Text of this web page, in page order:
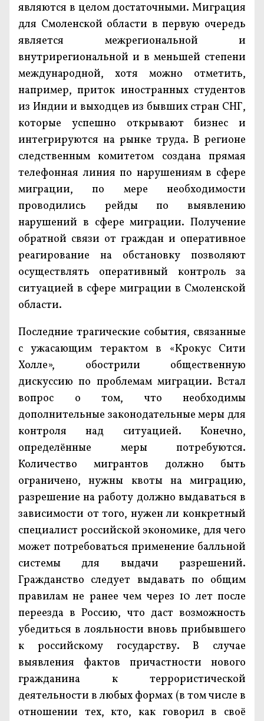
являются в целом достаточными. Миграция
для Смоленской области в первую очередь
является межрегиональной и
внутрирегиональной и в меньшей степени
международной, хотя можно отметить,
например, приток иностранных студентов
из Индии и выходцев из бывших стран СНГ,
которые успешно открывают бизнес и
интегрируются на рынке труда. В регионе
следственным комитетом создана прямая
телефонная линия по нарушениям в сфере
миграции, по мере необходимости
проводились рейды по выявлению
нарушений в сфере миграции. Получение
обратной связи от граждан и оперативное
реагирование на обстановку позволяют
осуществлять оперативный контроль за
ситуацией в сфере миграции в Смоленской
области.
Последние трагические события, связанные
с ужасающим терактом в «Крокус Сити
Холле», обострили общественную
дискуссию по проблемам миграции. Встал
вопрос о том, что необходимы
дополнительные законодательные меры для
контроля над ситуацией. Конечно,
определённые меры потребуются.
Количество мигрантов должно быть
ограничено, нужны квоты на миграцию,
разрешение на работу должно выдаваться в
зависимости от того, нужен ли конкретный
специалист российской экономике, для чего
может потребоваться применение балльной
системы для выдачи разрешений.
Гражданство следует выдавать по общим
правилам не ранее чем через 10 лет после
переезда в Россию, что даст возможность
убедиться в лояльности вновь прибывшего
к российскому государству. В случае
выявления фактов причастности нового
гражданина к террористической
деятельности в любых формах (в том числе в
отношении тех, кто, как говорил в своё